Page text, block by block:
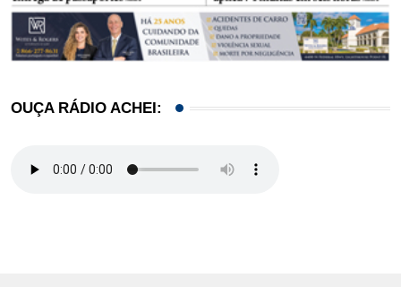
OUÇA RÁDIO ACHEI: